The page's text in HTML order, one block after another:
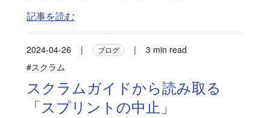
記事を読む
2024-04-26 | ブログ |
3 min read
#スクラム
スクラムガイドから読み取る
「スプリントの中止」